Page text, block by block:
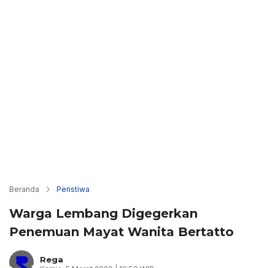
Beranda Peristiwa
Warga Lembang Digegerkan
Penemuan Mayat Wanita Bertatto
Rega